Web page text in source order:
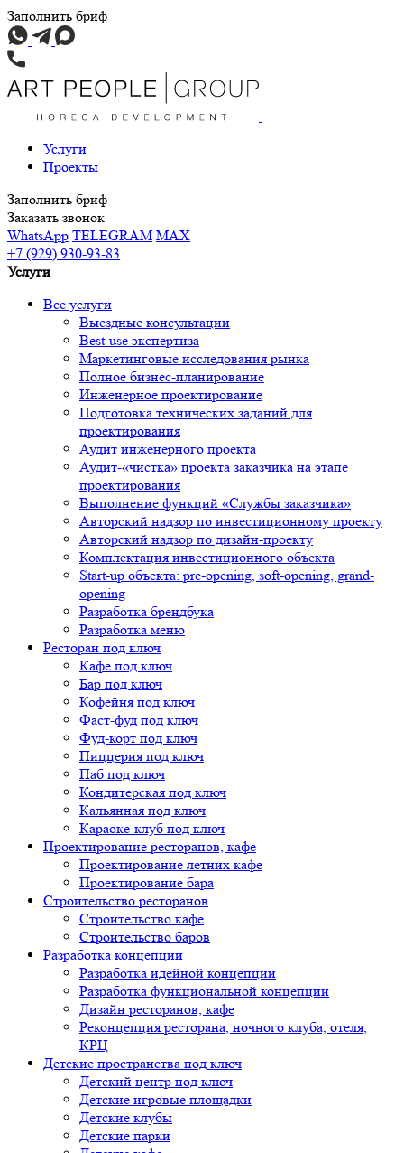
Заполнить бриф
Услуги
Проекты
Заполнить бриф
Заказать звонок
WhatsApp TELEGRAM MAX
+7 (929) 930-93-83
Услуги
Все услуги
Выездные консультации
Best-use экспертиза
Маркетинговые исследования рынка
Полное бизнес-планирование
Инженерное проектирование
Подготовка технических заданий для
проектирования
Аудит инженерного проекта
Аудит-«чистка» проекта заказчика на этапе
проектирования
Выполнение функций «Службы заказчика»
Авторский надзор по инвестиционному проекту
Авторский надзор по дизайн-проекту
Комплектация инвестиционного объекта
Start-up объекта: pre-opening, soft-opening, grand-
opening
Разработка брендбука
Разработка меню
Ресторан под ключ
Кафе под ключ
Бар под ключ
Кофейня под ключ
Фаст-фуд под ключ
Фуд-корт под ключ
Пиццерия под ключ
Паб под ключ
Кондитерская под ключ
Кальянная под ключ
Караоке-клуб под ключ
Проектирование ресторанов, кафе
Проектирование летних кафе
Проектирование бара
Строительство ресторанов
Строительство кафе
Строительство баров
Разработка концепции
Разработка идейной концепции
Разработка функциональной концепции
Дизайн ресторанов, кафе
Реконцепция ресторана, ночного клуба, отеля,
КРЦ
Детские пространства под ключ
Детский центр под ключ
Детские игровые площадки
Детские клубы
Детские парки